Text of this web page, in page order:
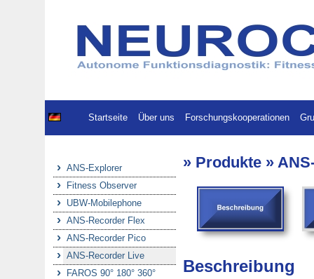
Startseite Über uns Forschungskooperationen
ANS-Explorer
Fitness Observer
UBW-Mobilephone
ANS-Recorder Flex
ANS-Recorder Pico
ANS-Recorder Live
FAROS 90° 180° 360°
» Produkte »
Beschreibung